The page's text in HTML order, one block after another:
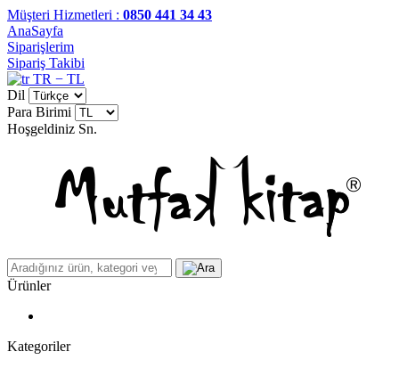
Müşteri Hizmetleri : 0850 441 34 43
AnaSayfa
Siparişlerim
Sipariş Takibi
TR − TL
Dil
Para Birimi
Hoşgeldiniz Sn.
Ürünler
Kategoriler